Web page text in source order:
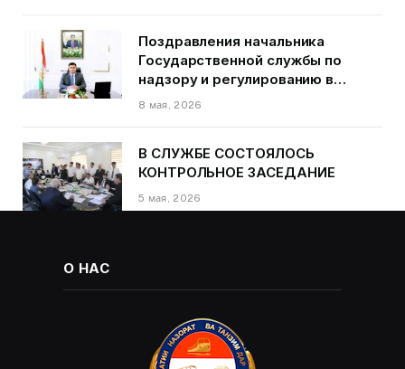
Поздравления начальника
Государственной службы по
надзору и регулированию в
области транспорта Курбонзода
8 мая, 2026
В СЛУЖБЕ СОСТОЯЛОСЬ
КОНТРОЛЬНОЕ ЗАСЕДАНИЕ
5 мая, 2026
О НАС